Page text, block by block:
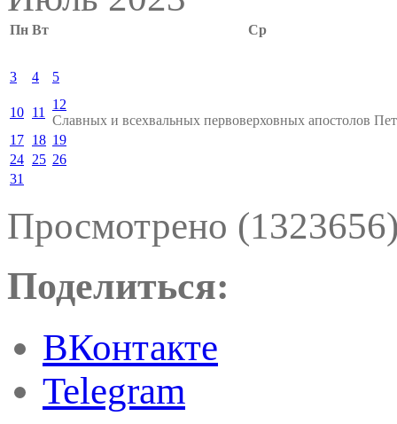
Пн Вт Ср
3 4 5
10 11
12
Славных и всехвальных первоверховных апостолов
17 18 19
24 25 26
31
Просмотрено
Поделиться:
ВКонтакте
Telegram